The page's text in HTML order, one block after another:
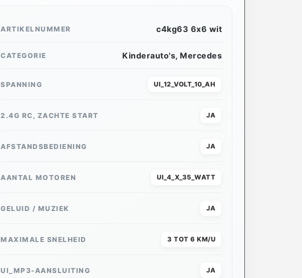
ARTIKELNUMMER c4kg63 6x6 wit
CATEGORIE Kinderauto's, Mercedes
SPANNING UI_12_VOLT_10_AH
2.4G RC, ZACHTE START JA
AFSTANDSBEDIENING JA
AANTAL MOTOREN UI_4_X_35_WATT
GELUID / MUZIEK JA
MAXIMALE SNELHEID 3 TOT 6 KM/U
UI_MP3-AANSLUITING JA